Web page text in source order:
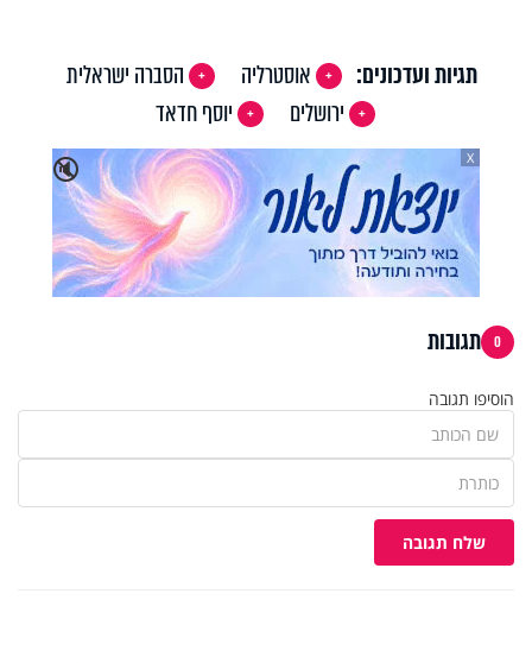
תגיות ועדכונים: אוסטרליה
הסברה ישראלית
ירושלים
יוסף חדאד
🔇
X
0 תגובות
הוסיפו תגובה
שלח תגובה